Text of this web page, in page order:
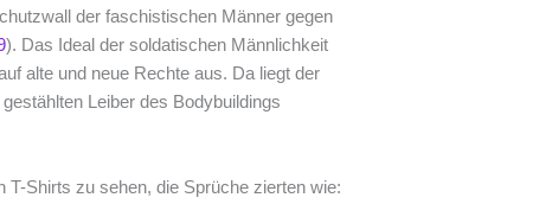
der faschistischen Männer gegen
). Das Ideal der soldatischen Männlichkeit
alte und neue Rechte aus. Da liegt der
Leiber des Bodybuildings
Shirts zu sehen, die Sprüche zierten wie: